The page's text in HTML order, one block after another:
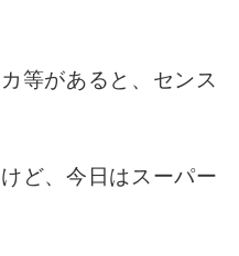
等があると、センス
ど、今日はスーパー